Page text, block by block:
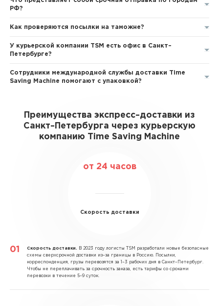
РФ?
Как проверяются посылки на таможне?
У курьерской компании TSM есть офис в Санкт–
Петербурге?
Сотрудники международной службы доставки Time
Saving Machine помогают с упаковкой?
Преимущества экспресс–доставки из
Санкт–Петербурга через курьерскую
компанию Time Saving Machine
от 24 часов
Скорость доставки
Скорость доставки.
В 2023 году логисты TSM разработали новые безопасные
схемы сверхсрочной доставки из–за границы в Россию. Посылки,
корреспонденция, грузы перевозятся за 1–3 рабочих дня в Санкт–Петербург.
Чтобы не переплачивать за срочность заказа, есть тарифы со сроками
перевозки в течение 5–9 суток.